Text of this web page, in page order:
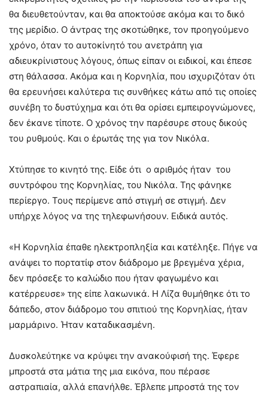
θα διευθετούνταν, και θα αποκτούσε ακόμα και το δικό
της μερίδιο. Ο άντρας της σκοτώθηκε, τον προηγούμενο
χρόνο, όταν το αυτοκίνητό του ανετράπη για
αδιευκρίνιστους λόγους, όπως είπαν οι ειδικοί, και έπεσε
στη θάλασσα. Ακόμα και η Κορνηλία, που ισχυριζόταν ότι
θα ερευνήσει καλύτερα τις συνθήκες κάτω από τις οποίες
συνέβη το δυστύχημα και ότι θα ορίσει εμπειρογνώμονες,
δεν έκανε τίποτε. Ο χρόνος την παρέσυρε στους δικούς
του ρυθμούς. Και ο έρωτάς της για τον Νικόλα.
Χτύπησε το κινητό της. Είδε ότι ο αριθμός ήταν του
συντρόφου της Κορνηλίας, του Νικόλα. Της φάνηκε
περίεργο. Τους περίμενε από στιγμή σε στιγμή. Δεν
υπήρχε λόγος να της τηλεφωνήσουν. Ειδικά αυτός.
«Η Κορνηλία έπαθε ηλεκτροπληξία και κατέληξε. Πήγε να
ανάψει το πορτατίφ στον διάδρομο με βρεγμένα χέρια,
δεν πρόσεξε το καλώδιο που ήταν φαγωμένο και
κατέρρευσε» της είπε λακωνικά. Η Λίζα θυμήθηκε ότι το
δάπεδο, στον διάδρομο του σπιτιού της Κορνηλίας, ήταν
μαρμάρινο. Ήταν καταδικασμένη.
Δυσκολεύτηκε να κρύψει την ανακούφισή της. Έφερε
μπροστά στα μάτια της μια εικόνα, που πέρασε
αστραπιαία, αλλά επανήλθε. Έβλεπε μπροστά της τον